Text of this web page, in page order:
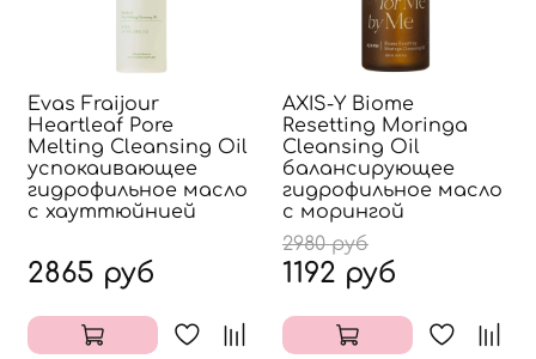
Evas Fraijour
Heartleaf Pore
Melting Cleansing Oil
успокаивающее
гидрофильное масло
с хауттюйнией
2865 руб
AXIS-Y Biome
Resetting Moringa
Cleansing Oil
балансирующее
гидрофильное масло
с морингой
2980 руб
1192 руб